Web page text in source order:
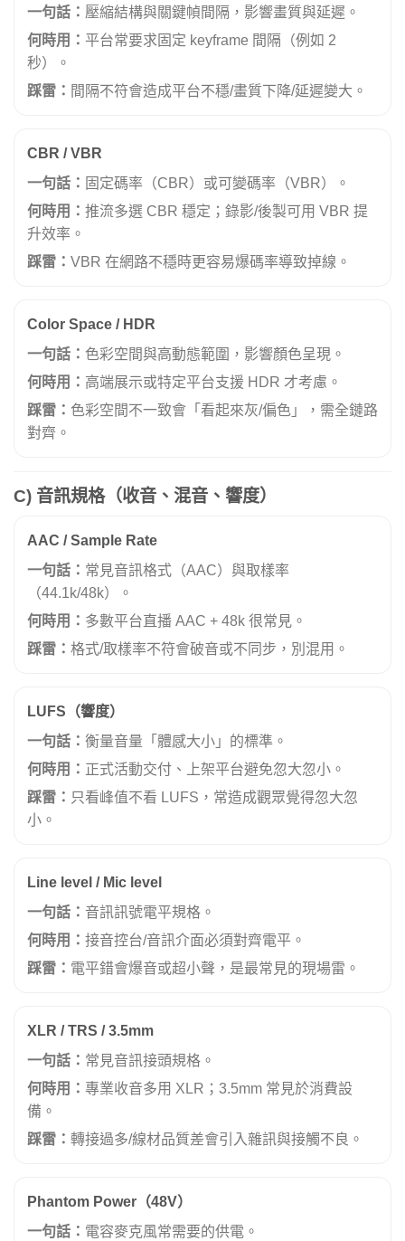
一句話： 壓縮結構與關鍵幀間隔，影響畫質與延遲。
何時用： 平台常要求固定 keyframe 間隔（例如 2
秒）。
踩雷： 間隔不符會造成平台不穩/畫質下降/延遲變大。
CBR / VBR
一句話： 固定碼率（CBR）或可變碼率（VBR）。
何時用： 推流多選 CBR 穩定；錄影/後製可用 VBR 提
升效率。
踩雷： VBR 在網路不穩時更容易爆碼率導致掉線。
Color Space / HDR
一句話： 色彩空間與高動態範圍，影響顏色呈現。
何時用： 高端展示或特定平台支援 HDR 才考慮。
踩雷： 色彩空間不一致會「看起來灰/偏色」，需全鏈路
對齊。
C) 音訊規格（收音、混音、響度）
AAC / Sample Rate
一句話： 常見音訊格式（AAC）與取樣率
（44.1k/48k）。
何時用： 多數平台直播 AAC + 48k 很常見。
踩雷： 格式/取樣率不符會破音或不同步，別混用。
LUFS（響度）
一句話： 衡量音量「體感大小」的標準。
何時用： 正式活動交付、上架平台避免忽大忽小。
踩雷： 只看峰值不看 LUFS，常造成觀眾覺得忽大忽
小。
Line level / Mic level
一句話： 音訊訊號電平規格。
何時用： 接音控台/音訊介面必須對齊電平。
踩雷： 電平錯會爆音或超小聲，是最常見的現場雷。
XLR / TRS / 3.5mm
一句話： 常見音訊接頭規格。
何時用： 專業收音多用 XLR；3.5mm 常見於消費設
備。
踩雷： 轉接過多/線材品質差會引入雜訊與接觸不良。
Phantom Power（48V）
一句話： 電容麥克風常需要的供電。